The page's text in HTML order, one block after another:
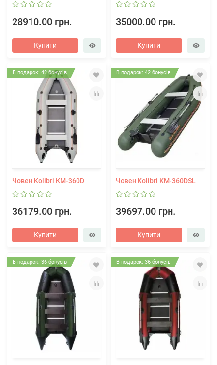
28910.00 грн.
Купити
35000.00 грн.
Купити
В подарок: 42 бонусів
Човен Kolibri КМ-360D
36179.00 грн.
Купити
В подарок: 42 бонусів
Човен Kolibri KM-360DSL
39697.00 грн.
Купити
В подарок: 36 бонусів В подарок: 36 бонусів